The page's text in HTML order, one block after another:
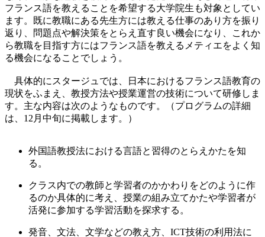
フランス語を教えることを希望する大学院生も対象としてい
ます。既に教職にある先生方には教える仕事のあり方を振り
返り、問題点や解決策をとらえ直す良い機会になり、これか
ら教職を目指す方にはフランス語を教えるメティエをよく知
る機会になることでしょう。
具体的にスタージュでは、日本におけるフランス語教育の
現状をふまえ、教授方法や授業運営の技術について研修しま
す。主な内容は次のようなものです。（プログラムの詳細
は、12月中旬に掲載します。）
外国語教授法における言語と習得のとらえかたを知
る。
クラス内での教師と学習者のかかわりをどのように作
るのか具体的に考え、授業の組み立てかたや学習者が
活発に参加する学習活動を探求する。
発音、文法、文学などの教え方、ICT技術の利用法に